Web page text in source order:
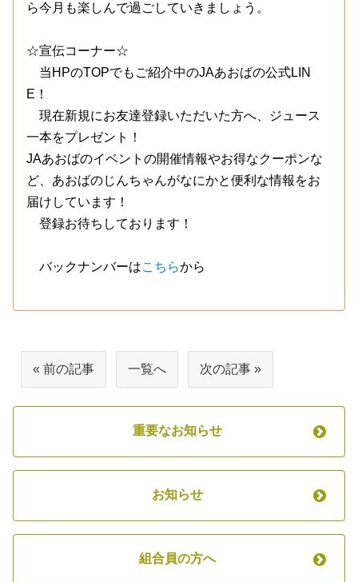
ら今月も楽しんで過ごしていきましょう。
☆宣伝コーナー☆
当HPのTOPでもご紹介中のJAあおばの公式LIN
E！
現在新規にお友達登録いただいた方へ、ジュース
一本をプレゼント！
JAあおばのイベントの開催情報やお得なクーポンな
ど、あおばのじんちゃんがなにかと便利な情報をお
届けしています！
登録お待ちしております！
バックナンバーはこちらから
« 前の記事 一覧へ 次の記事 »
重要なお知らせ
お知らせ
組合員の方へ